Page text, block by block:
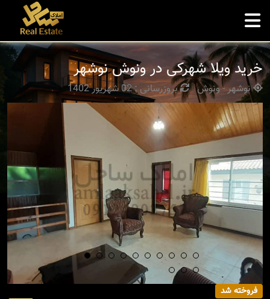
خرید ویلا شهرکی در ونوش نوشهر
نوشهر - ونوش بروزرسانی : 02 شهریور 1402
فروخته شد